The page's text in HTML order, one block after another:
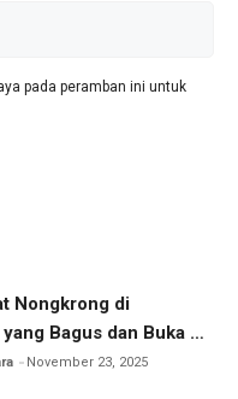
pada peramban ini untuk
Nongkrong di
Bagus dan Buka 24
November 23, 2025